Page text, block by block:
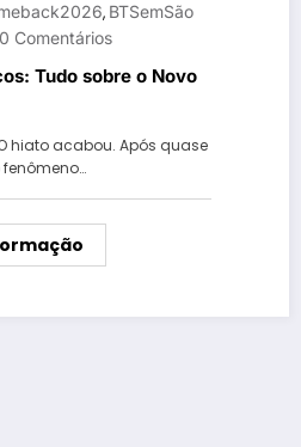
, BTSemSão
0 Comentários
Tudo sobre o Novo
hiato acabou. Após quase